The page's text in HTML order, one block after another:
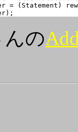
= (Statement)
んの